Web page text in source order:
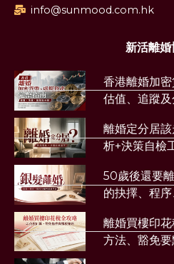
info@sunmood.com.hk
新活離婚
香港離婚加密
估值、追蹤
離婚定分居
析+決策自檢
50歲後還要
的抉擇、程
離婚買樓印
方法、豁免